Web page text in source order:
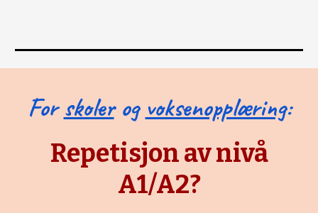
Forskolerog voksenopplæring:
Repetisjon av nivå
A1/A2?